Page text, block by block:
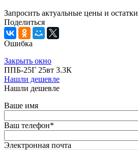
Запросить актуальные цены и остатки
Поделиться
Ошибка
Закрыть окно
ППБ-25Г 25вт 3.3К
Нашли дешевле
Нашли дешевле
Ваше имя
Ваш телефон*
Электронная почта